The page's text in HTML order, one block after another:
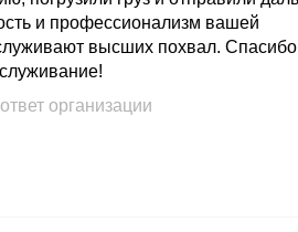
и профессионализм вашей
высших похвал. Спасибо
организации